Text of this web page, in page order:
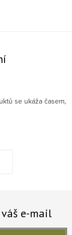
se ukáža časem,
e-mail